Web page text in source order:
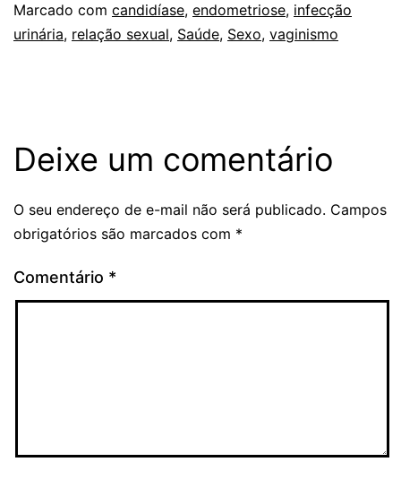
Marcado com candidíase, endometriose, infecção
urinária, relação sexual, Saúde, Sexo, vaginismo
Deixe um comentário
O seu endereço de e-mail não será publicado. Campos
obrigatórios são marcados com *
Comentário *